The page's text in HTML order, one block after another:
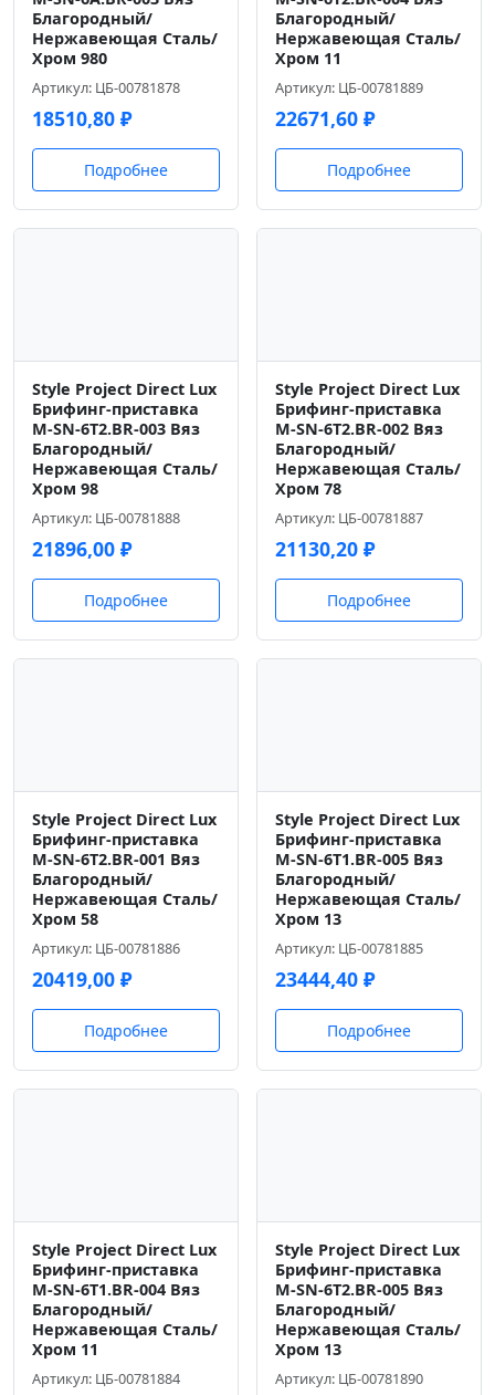
Благородный/
Нержавеющая Сталь/
Хром 980
Артикул: ЦБ-00781878
18510,80 ₽
Подробнее
Благородный/
Нержавеющая Сталь/
Хром 11
Артикул: ЦБ-00781889
22671,60 ₽
Подробнее
Style Project Direct Lux
Брифинг-приставка
M-SN-6T2.BR-003 Вяз
Благородный/
Нержавеющая Сталь/
Хром 98
Артикул: ЦБ-00781888
21896,00 ₽
Подробнее
Style Project Direct Lux
Брифинг-приставка
M-SN-6T2.BR-002 Вяз
Благородный/
Нержавеющая Сталь/
Хром 78
Артикул: ЦБ-00781887
21130,20 ₽
Подробнее
Style Project Direct Lux
Брифинг-приставка
M-SN-6T2.BR-001 Вяз
Благородный/
Нержавеющая Сталь/
Хром 58
Артикул: ЦБ-00781886
20419,00 ₽
Подробнее
Style Project Direct Lux
Брифинг-приставка
M-SN-6T1.BR-005 Вяз
Благородный/
Нержавеющая Сталь/
Хром 13
Артикул: ЦБ-00781885
23444,40 ₽
Подробнее
Style Project Direct Lux
Брифинг-приставка
M-SN-6T1.BR-004 Вяз
Благородный/
Нержавеющая Сталь/
Хром 11
Артикул: ЦБ-00781884
Style Project Direct Lux
Брифинг-приставка
M-SN-6T2.BR-005 Вяз
Благородный/
Нержавеющая Сталь/
Хром 13
Артикул: ЦБ-00781890